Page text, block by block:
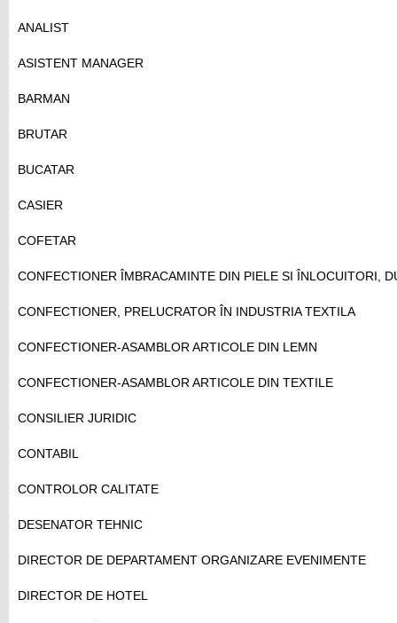
ANALIST
ASISTENT MANAGER
BARMAN
BRUTAR
BUCATAR
CASIER
COFETAR
CONFECTIONER ÎMBRACAMINTE DIN PIELE SI ÎNLOCUITORI,
CONFECTIONER, PRELUCRATOR ÎN INDUSTRIA TEXTILA
CONFECTIONER-ASAMBLOR ARTICOLE DIN LEMN
CONFECTIONER-ASAMBLOR ARTICOLE DIN TEXTILE
CONSILIER JURIDIC
CONTABIL
CONTROLOR CALITATE
DESENATOR TEHNIC
DIRECTOR DE DEPARTAMENT ORGANIZARE EVENIMENTE
DIRECTOR DE HOTEL